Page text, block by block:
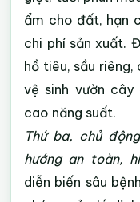
ẩm cho đất, hạn
chi phí sản xuất.
hồ tiêu, sầu
vệ sinh vườn cây
cao năng suất.
Thứ ba, chủ
hướng an toàn,
diễn biến sâu